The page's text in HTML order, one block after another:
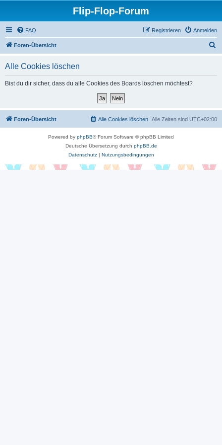
Flip-Flop-Forum
FAQ Anmelden
Registrieren
Foren-Übersicht
Alle Cookies löschen
Bist du dir sicher, dass du alle Cookies des Boards löschen möchtest?
Foren-Übersicht Alle Zeiten sind UTC+02:00
Alle Cookies löschen
Powered by phpBB® Forum Software © phpBB Limited
Deutsche Übersetzung durch phpBB.de
Datenschutz| Nutzungsbedingungen